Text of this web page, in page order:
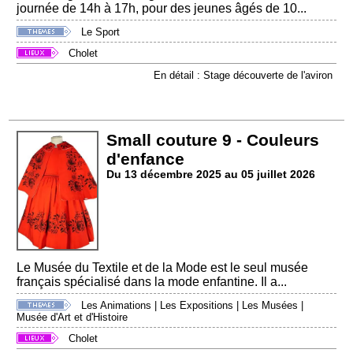
journée de 14h à 17h, pour des jeunes âgés de 10...
Le Sport
Cholet
En détail : Stage découverte de l'aviron
Small couture 9 - Couleurs
d'enfance
Du 13 décembre 2025 au 05 juillet 2026
Le Musée du Textile et de la Mode est le seul musée
français spécialisé dans la mode enfantine. Il a...
Les Animations | Les Expositions | Les Musées |
Musée d'Art et d'Histoire
Cholet